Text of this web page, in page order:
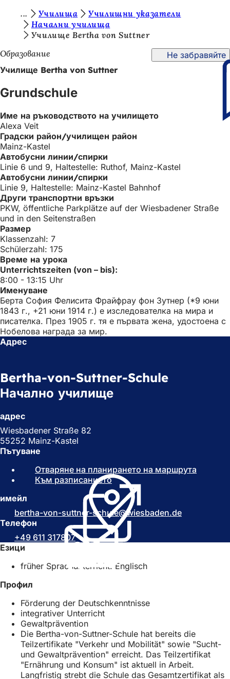
Преминаване към съдържанието
е
с
е
т
у
к
:
Училища
Училищни указатели
Начални училища
Училище Bertha von Suttner
Образование
Не забравяйте
Училище Bertha von Suttner
Grundschule
Име на ръководството на училището
Alexa Veit
Градски район/училищен район
Mainz-Kastel
Автобусни линии/спирки
Linie 6 und 9, Haltestelle: Ruthof, Mainz-Kastel
Автобусни линии/спирки
Linie 9, Haltestelle: Mainz-Kastel Bahnhof
Други транспортни връзки
PKW, öffentliche Parkplätze auf der Wiesbadener Straße
und in den Seitenstraßen
Размер
Klassenzahl: 7
Schülerzahl: 175
Време на урока
Unterrichtszeiten (von – bis):
8:00 - 13:15 Uhr
Именуване
Берта София Фелисита Фрайфрау фон Зутнер (*9 юни
1843 г., +21 юни 1914 г.) е изследователка на мира и
писателка. През 1905 г. тя е първата жена, удостоена с
Нобелова награда за мир.
Адрес
Bertha-von-Suttner-Schule
Начално училище
адрес
Wiesbadener Straße 82
55252 Mainz-Kastel
Пътуване
Отваряне на планирането на маршрута
с
е
л
Към разписанието(
О
т
в
р
я
е
в
в
з
д
е
л
)
имейл
bertha-von-suttner-schule
wiesbaden de
Телефон
+49 611 317807
Езици
früher Sprachunterricht: Englisch
Профил
Förderung der Deutschkenntnisse
integrativer Unterricht
Gewaltprävention
Die Bertha-von-Suttner-Schule hat bereits die
Teilzertifikate "Verkehr und Mobilität" sowie "Sucht-
und Gewaltprävention" erreicht. Das Teilzertifikat
"Ernährung und Konsum" ist aktuell in Arbeit.
Langfristig strebt die Schule das Gesamtzertifikat als